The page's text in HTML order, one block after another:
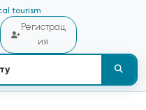
tourism
Регистрац
ия